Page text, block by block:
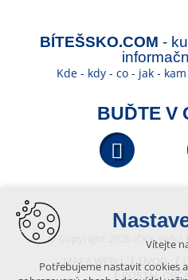
BÍTEŠSKO.COM -
Kde - kdy - co - jak -
BUĎTE V
© Copyright 2026 ICKK Velká
MAPA WEBU
ÚVOD
PORTÁL
Vítejte
Potřebujeme nastavit cookies